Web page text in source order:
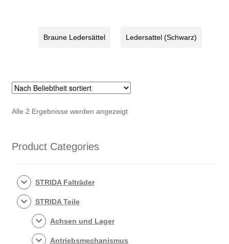
Menge
Braune Ledersättel Ledersattel (Schwarz)
Alle 2 Ergebnisse werden angezeigtNach
Product Categories
STRIDA Falträder
STRIDA Teile
Achsen und Lager
Antriebsmechanismus